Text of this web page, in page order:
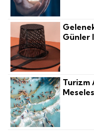
Günler
Turizm